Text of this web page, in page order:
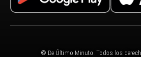
© De Último Minuto. Todos los